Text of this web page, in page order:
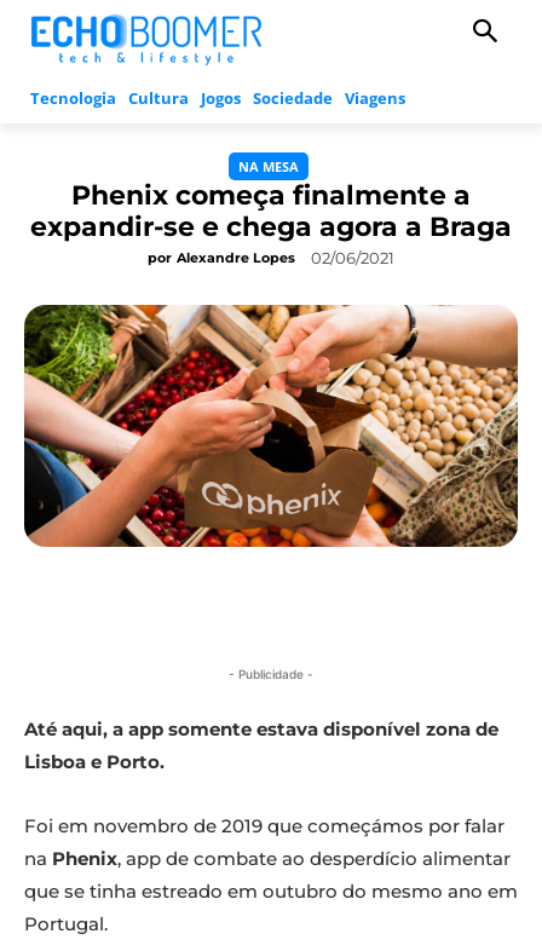
Tecnologia Cultura Jogos Sociedade Viagens
NA MESA
Phenix começa finalmente a
expandir-se e chega agora a Braga
por Alexandre Lopes 02/06/2021
- Publicidade -
Até aqui, a app somente estava disponível zona de
Lisboa e Porto.
Foi em novembro de 2019 que começámos por falar
na Phenix, app de combate ao desperdício alimentar
que se tinha estreado em outubro do mesmo ano em
Portugal.